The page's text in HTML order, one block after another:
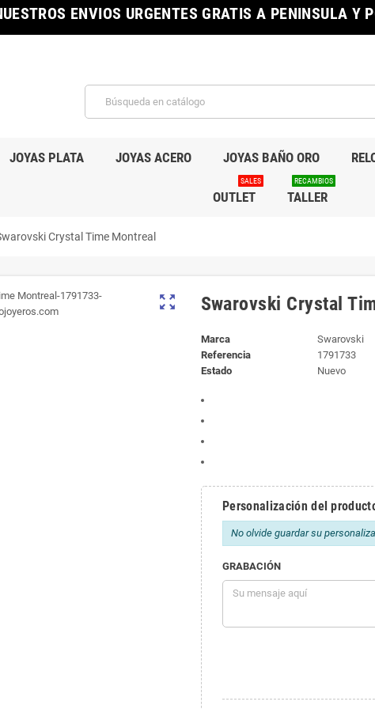
ENVIOS URGENTES GRATIS A PENINSULA Y
JOYAS PLATA JOYAS ACERO JOYAS BAÑO ORO
OUTLET
SALES
TALLER
RECAMBIOS
Crystal Time Montreal
zoom_out_map Swarovski Crystal
Marca
Swarovski
Referencia
1791733
Estado
Nuevo
Personalización del
No olvide guardar su
GRABACIÓN